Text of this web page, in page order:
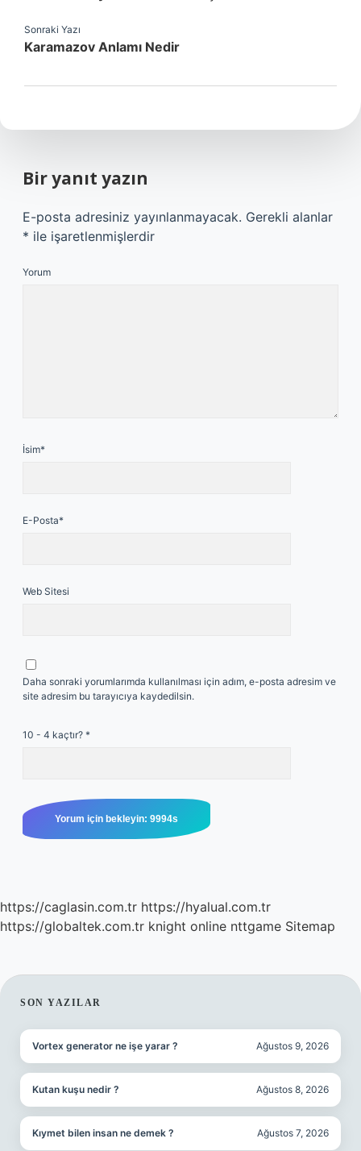
Sonraki Yazı
Karamazov Anlamı Nedir
Bir yanıt yazın
E-posta adresiniz yayınlanmayacak. Gerekli alanlar
* ile işaretlenmişlerdir
Yorum
İsim*
E-Posta*
Web Sitesi
Daha sonraki yorumlarımda kullanılması için adım, e-posta adresim ve
site adresim bu tarayıcıya kaydedilsin.
10 - 4 kaçtır? *
https://caglasin.com.tr https://hyalual.com.tr
https://globaltek.com.tr knight online nttgame Sitemap
SIDEBAR
SON YAZILAR
Vortex generator ne işe yarar ? Ağustos 9, 2026
Kutan kuşu nedir ? Ağustos 8, 2026
Kıymet bilen insan ne demek ? Ağustos 7, 2026